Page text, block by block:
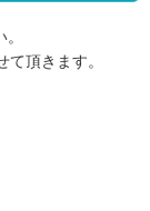
。
頂きます。